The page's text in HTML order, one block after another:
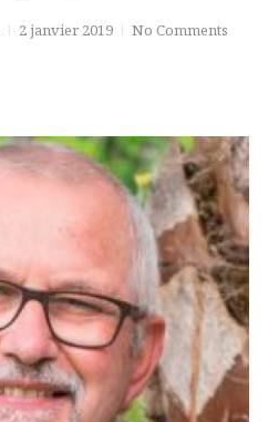
2 janvier 2019 No Comments